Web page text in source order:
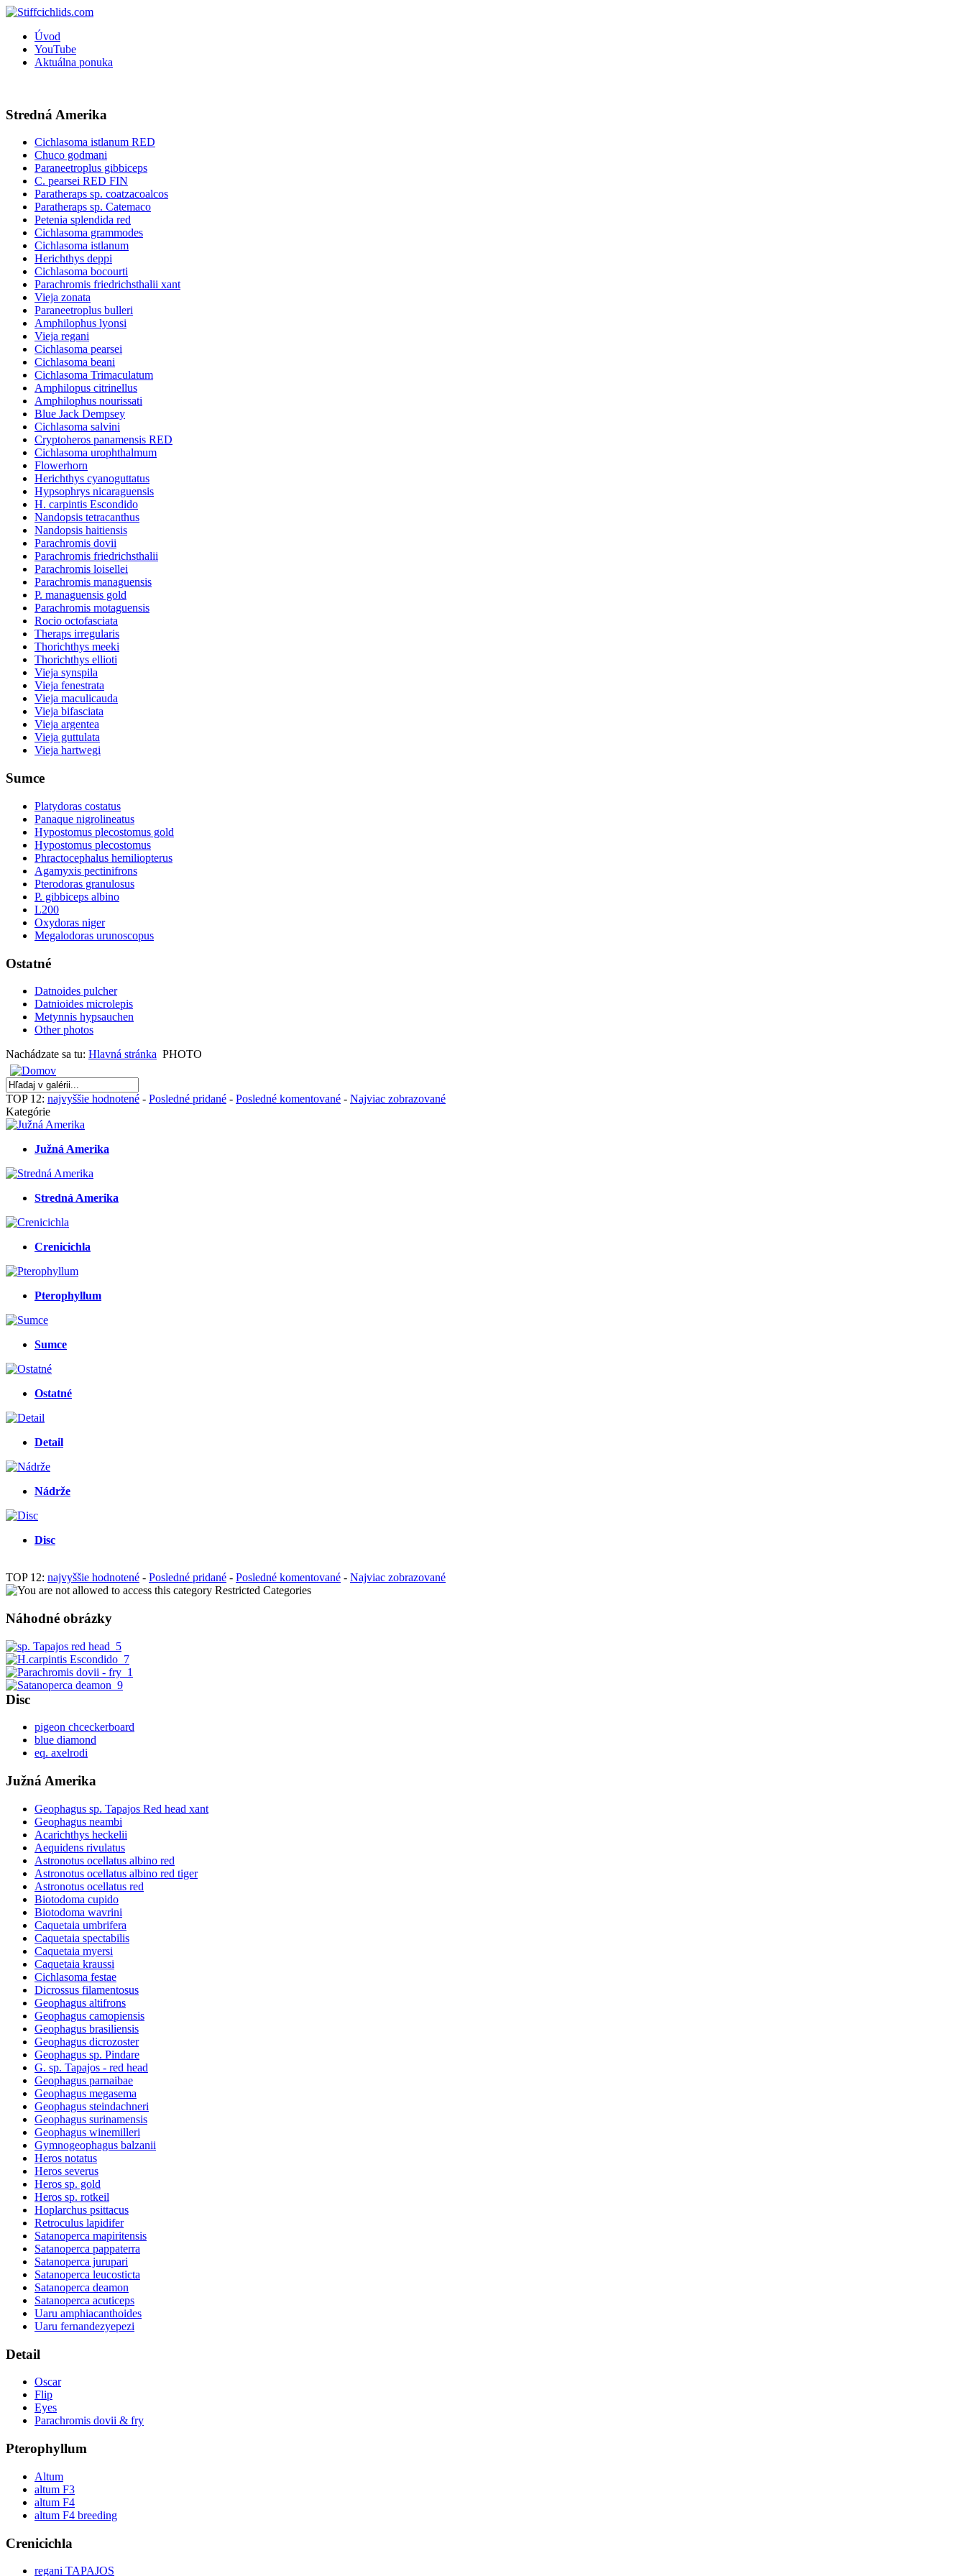
Úvod
YouTube
Aktuálna ponuka
Stredná Amerika
Cichlasoma istlanum RED
Chuco godmani
Paraneetroplus gibbiceps
C. pearsei RED FIN
Paratheraps sp. coatzacoalcos
Paratheraps sp. Catemaco
Petenia splendida red
Cichlasoma grammodes
Cichlasoma istlanum
Herichthys deppi
Cichlasoma bocourti
Parachromis friedrichsthalii xant
Vieja zonata
Paraneetroplus bulleri
Amphilophus lyonsi
Vieja regani
Cichlasoma pearsei
Cichlasoma beani
Cichlasoma Trimaculatum
Amphilopus citrinellus
Amphilophus nourissati
Blue Jack Dempsey
Cichlasoma salvini
Cryptoheros panamensis RED
Cichlasoma urophthalmum
Flowerhorn
Herichthys cyanoguttatus
Hypsophrys nicaraguensis
H. carpintis Escondido
Nandopsis tetracanthus
Nandopsis haitiensis
Parachromis dovii
Parachromis friedrichsthalii
Parachromis loisellei
Parachromis managuensis
P. managuensis gold
Parachromis motaguensis
Rocio octofasciata
Theraps irregularis
Thorichthys meeki
Thorichthys ellioti
Vieja synspila
Vieja fenestrata
Vieja maculicauda
Vieja bifasciata
Vieja argentea
Vieja guttulata
Vieja hartwegi
Sumce
Platydoras costatus
Panaque nigrolineatus
Hypostomus plecostomus gold
Hypostomus plecostomus
Phractocephalus hemiliopterus
Agamyxis pectinifrons
Pterodoras granulosus
P. gibbiceps albino
L200
Oxydoras niger
Megalodoras urunoscopus
Ostatné
Datnoides pulcher
Datnioides microlepis
Metynnis hypsauchen
Other photos
Nachádzate sa tu: Hlavná stránka PHOTO
TOP 12: najvyššie hodnotené - Posledné pridané - Posledné komentované - Najviac zobrazované
Kategórie
Južná Amerika
Stredná Amerika
Crenicichla
Pterophyllum
Sumce
Ostatné
Detail
Nádrže
Disc
TOP 12: najvyššie hodnotené - Posledné pridané - Posledné komentované - Najviac zobrazované
Restricted Categories
Náhodné obrázky
Disc
pigeon chceckerboard
blue diamond
eq. axelrodi
Južná Amerika
Geophagus sp. Tapajos Red head xant
Geophagus neambi
Acarichthys heckelii
Aequidens rivulatus
Astronotus ocellatus albino red
Astronotus ocellatus albino red tiger
Astronotus ocellatus red
Biotodoma cupido
Biotodoma wavrini
Caquetaia umbrifera
Caquetaia spectabilis
Caquetaia myersi
Caquetaia kraussi
Cichlasoma festae
Dicrossus filamentosus
Geophagus altifrons
Geophagus camopiensis
Geophagus brasiliensis
Geophagus dicrozoster
Geophagus sp. Pindare
G. sp. Tapajos - red head
Geophagus parnaibae
Geophagus megasema
Geophagus steindachneri
Geophagus surinamensis
Geophagus winemilleri
Gymnogeophagus balzanii
Heros notatus
Heros severus
Heros sp. gold
Heros sp. rotkeil
Hoplarchus psittacus
Retroculus lapidifer
Satanoperca mapiritensis
Satanoperca pappaterra
Satanoperca jurupari
Satanoperca leucosticta
Satanoperca deamon
Satanoperca acuticeps
Uaru amphiacanthoides
Uaru fernandezyepezi
Detail
Oscar
Flip
Eyes
Parachromis dovii & fry
Pterophyllum
Altum
altum F3
altum F4
altum F4 breeding
Crenicichla
regani TAPAJOS